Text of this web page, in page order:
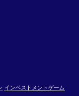
インベストメントゲーム